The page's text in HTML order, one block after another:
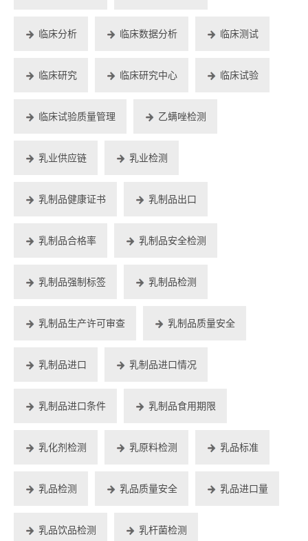
临床分析 临床数据分析 临床测试
临床研究 临床研究中心 临床试验
临床试验质量管理 乙螨唑检测
乳业供应链 乳业检测
乳制品健康证书 乳制品出口
乳制品合格率 乳制品安全检测
乳制品强制标签 乳制品检测
乳制品生产许可审查 乳制品质量安全
乳制品进口 乳制品进口情况
乳制品进口条件 乳制品食用期限
乳化剂检测 乳原料检测 乳品标准
乳品检测 乳品质量安全 乳品进口量
乳品饮品检测 乳杆菌检测